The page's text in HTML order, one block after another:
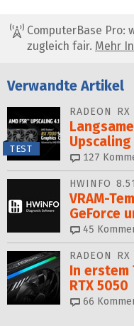
ComputerBase Pro:
zugleich fair. Mehr
Verwandte Artikel
TEST
RADEON
Upscaling
127
HWINFO 8.51
VRAM-
GeForce
45
RADEON
In erstem
RTX 5050
66